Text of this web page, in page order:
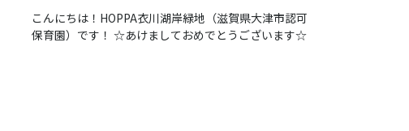
こんにちは！HOPPA衣川湖岸緑地（滋賀県大津市認可
保育園）です！ ☆あけましておめでとうございます☆